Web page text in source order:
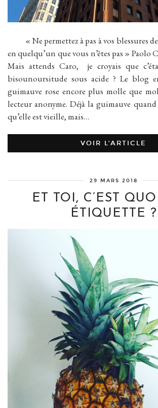
« Ne permettez à pas à vos blessures
en quelqu’un que vous n’êtes pas »
Mais attends Caro, je croyais que
bisounoursitude sous acide ? Le blog
guimauve rose encore plus molle que
lecteur anonyme. Déjà la guimauve quand
qu’elle est vieille, mais…
VOIR L’ARTICLE
29 MARS 2018
ET TOI, C’EST
ÉTIQUETTE ?